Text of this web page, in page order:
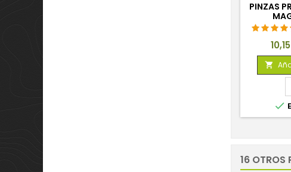
PINZAS


16 OTROS